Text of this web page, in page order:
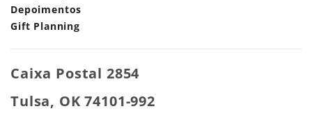
Depoimentos
Gift Planning
Caixa Postal 2854
Tulsa, OK 74101-992